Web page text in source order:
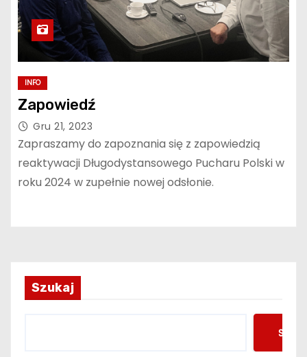
INFO
Zapowiedź
Gru 21, 2023
Zapraszamy do zapoznania się z zapowiedzią
reaktywacji Długodystansowego Pucharu Polski w
roku 2024 w zupełnie nowej odsłonie.
Szukaj
Szukaj